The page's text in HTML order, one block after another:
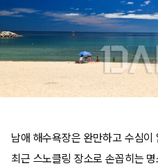
남애 해수욕장은 완만하고 수심
최근 스노클링 장소로 손꼽히는